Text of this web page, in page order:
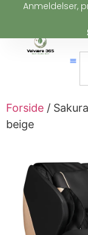
Anmeldelser,
Forside /
beige